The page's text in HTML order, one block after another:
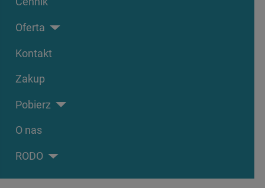
Oferta
Kontakt
Zakup
Pobierz
O nas
RODO